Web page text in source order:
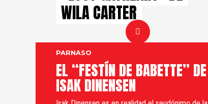
WILA CARTER
PARNASO
EL “FESTÍN DE BABETTE” DE
ISAK DINENSEN